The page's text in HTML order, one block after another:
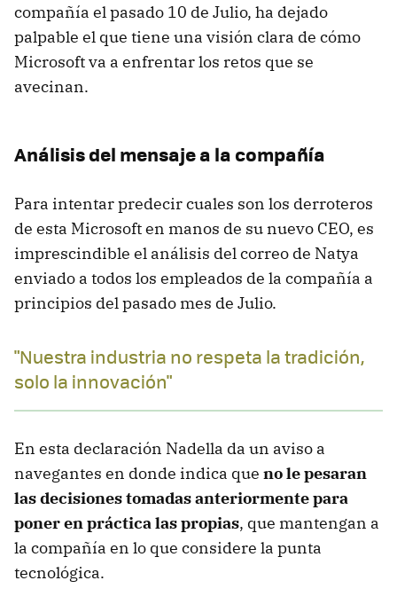
compañía el pasado 10 de Julio, ha dejado
palpable el que tiene una visión clara de cómo
Microsoft va a enfrentar los retos que se
avecinan.
Análisis del mensaje a la compañía
Para intentar predecir cuales son los derroteros
de esta Microsoft en manos de su nuevo CEO, es
imprescindible el análisis del correo de Natya
enviado a todos los empleados de la compañía a
principios del pasado mes de Julio.
"Nuestra industria no respeta la tradición,
solo la innovación"
En esta declaración Nadella da un aviso a
navegantes en donde indica que no le pesaran
las decisiones tomadas anteriormente para
poner en práctica las propias, que mantengan a
la compañía en lo que considere la punta
tecnológica.